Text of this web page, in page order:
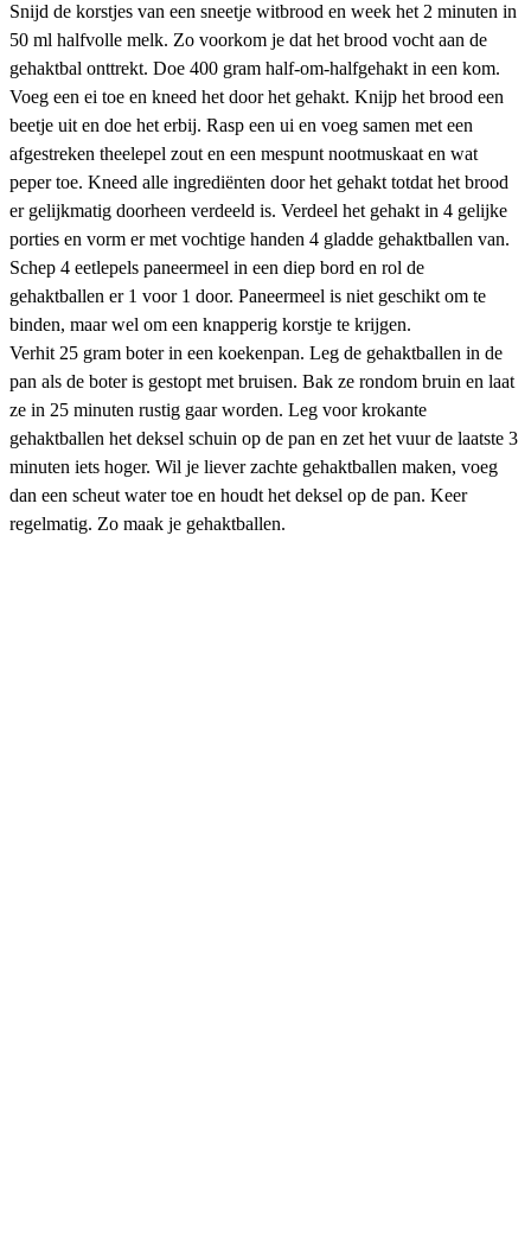
Snijd de korstjes van een sneetje witbrood en week het 2 minuten in
50 ml halfvolle melk. Zo voorkom je dat het brood vocht aan de
gehaktbal onttrekt. Doe 400 gram half-om-halfgehakt in een kom.
Voeg een ei toe en kneed het door het gehakt. Knijp het brood een
beetje uit en doe het erbij. Rasp een ui en voeg samen met een
afgestreken theelepel zout en een mespunt nootmuskaat en wat
peper toe. Kneed alle ingrediënten door het gehakt totdat het brood
er gelijkmatig doorheen verdeeld is. Verdeel het gehakt in 4 gelijke
porties en vorm er met vochtige handen 4 gladde gehaktballen van.
Schep 4 eetlepels paneermeel in een diep bord en rol de
gehaktballen er 1 voor 1 door. Paneermeel is niet geschikt om te
binden, maar wel om een knapperig korstje te krijgen.
Verhit 25 gram boter in een koekenpan. Leg de gehaktballen in de
pan als de boter is gestopt met bruisen. Bak ze rondom bruin en laat
ze in 25 minuten rustig gaar worden. Leg voor krokante
gehaktballen het deksel schuin op de pan en zet het vuur de laatste 3
minuten iets hoger. Wil je liever zachte gehaktballen maken, voeg
dan een scheut water toe en houdt het deksel op de pan. Keer
regelmatig. Zo maak je gehaktballen.